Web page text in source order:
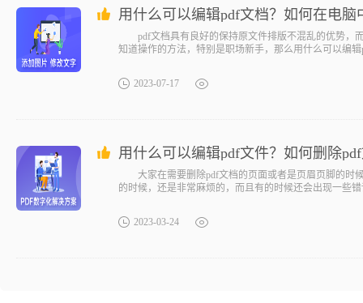
用什么可以编辑pdf文档？如何在电脑
pdf文档具有良好的保持原文件排版不混乱的优势，
知道操作的方法，特别是职场新手，那么用什么可以编
2023-07-17
用什么可以编辑pdf文件？如何删除
大家在需要删除pdf文档的页面或者是页眉页脚的时
的时候，还是非常麻烦的，而且有的时候还会出现一些
2023-03-24